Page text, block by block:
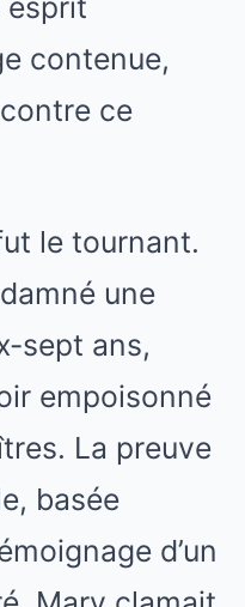
contenue,
ce
le tournant.
une
sept ans,
empoisonné
La preuve
basée
d’un